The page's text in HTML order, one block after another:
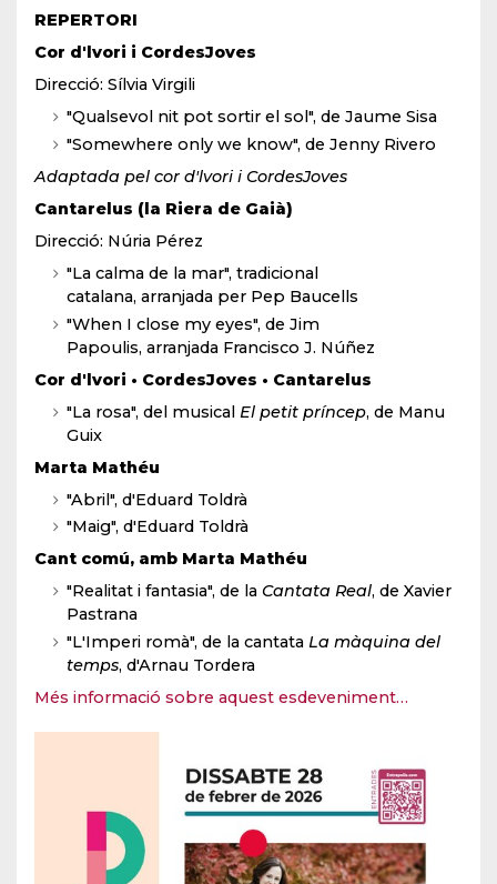
REPERTORI
Cor d'lvori i CordesJoves
Direcció: Sílvia Virgili
"Qualsevol nit pot sortir el sol", de Jaume Sisa
"Somewhere only we know", de Jenny Rivero
Adaptada pel cor d'lvori i CordesJoves
Cantarelus (la Riera de Gaià)
Direcció: Núria Pérez
"La calma de la mar", tradicional
catalana, arranjada per Pep Baucells
"When I close my eyes", de Jim
Papoulis, arranjada Francisco J. Núñez
Cor d'lvori • CordesJoves • Cantarelus
"La rosa", del musical El petit príncep, de Manu
Guix
Marta Mathéu
"Abril", d'Eduard Toldrà
"Maig", d'Eduard Toldrà
Cant comú, amb Marta Mathéu
"Realitat i fantasia", de la Cantata Real, de Xavier
Pastrana
"L'Imperi romà", de la cantata La màquina del
temps, d'Arnau Tordera
Més informació sobre aquest esdeveniment…